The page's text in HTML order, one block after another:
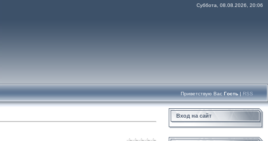
Суббота, 08.08.2026, 20:06
Приветствую Вас Гость | RSS
Вход на сайт